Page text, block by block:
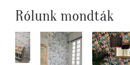
Rólunk mondták